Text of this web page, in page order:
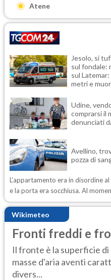
Atene
Jesolo, si
sul fondale:
sul
metri e
Udine,
comprarsi il
denunciati
Avellino,
pozza di
L'appartamento era in disordine
e la porta era socchiusa. Al
Wikimeteo
Fronti freddi e
Il fronte è la superficie
masse d'aria aventi
divers...